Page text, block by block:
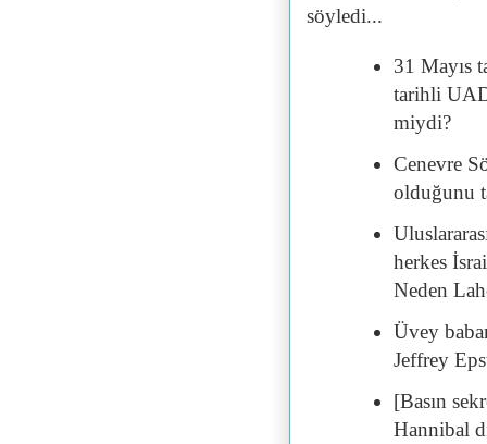
söyledi...
31 Mayıs
tarihli UAD
miydi?
Cenevre
olduğunu
herkes
Neden
Üvey
Jeffrey
[Basın
Hannibal